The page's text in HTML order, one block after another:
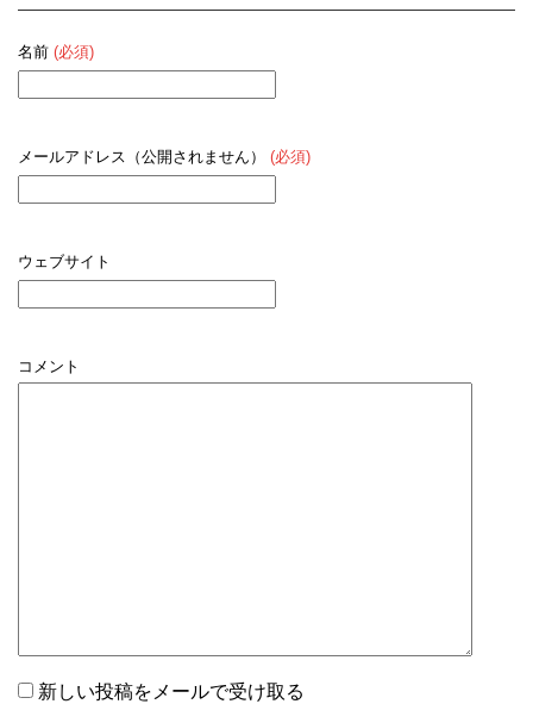
名前 (必須)
メールアドレス（公開されません） (必須)
ウェブサイト
コメント
新しい投稿をメールで受け取る